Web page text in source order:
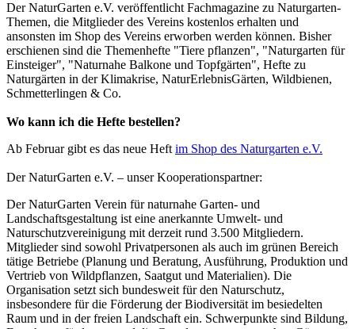
Der NaturGarten e.V. veröffentlicht Fachmagazine zu Naturgarten-
Themen, die Mitglieder des Vereins kostenlos erhalten und
ansonsten im Shop des Vereins erworben werden können. Bisher
erschienen sind die Themenhefte "Tiere pflanzen", "Naturgarten für
Einsteiger", "Naturnahe Balkone und Topfgärten", Hefte zu
Naturgärten in der Klimakrise, NaturErlebnisGärten, Wildbienen,
Schmetterlingen & Co.
Wo kann ich die Hefte bestellen?
Ab Februar gibt es das neue Heft im Shop des Naturgarten e.V.
Der NaturGarten e.V. – unser Kooperationspartner:
Der NaturGarten Verein für naturnahe Garten- und
Landschaftsgestaltung ist eine anerkannte Umwelt- und
Naturschutzvereinigung mit derzeit rund 3.500 Mitgliedern.
Mitglieder sind sowohl Privatpersonen als auch im grünen Bereich
tätige Betriebe (Planung und Beratung, Ausführung, Produktion und
Vertrieb von Wildpflanzen, Saatgut und Materialien). Die
Organisation setzt sich bundesweit für den Naturschutz,
insbesondere für die Förderung der Biodiversität im besiedelten
Raum und in der freien Landschaft ein. Schwerpunkte sind Bildung,